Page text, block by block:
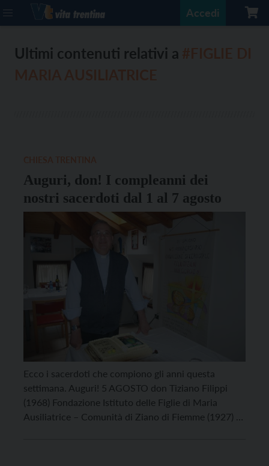
Accedi
Ultimi contenuti relativi a
Auguri, don! I compleanni dei
nostri sacerdoti dal 1 al 7 agosto
Ecco i sacerdoti che compiono gli anni questa
settimana. Auguri! 5 AGOSTO don Tiziano Filippi
(1968) Fondazione Istituto delle Figlie di Maria
Ausiliatrice – Comunità di Ziano di Fiemme (1927) 8